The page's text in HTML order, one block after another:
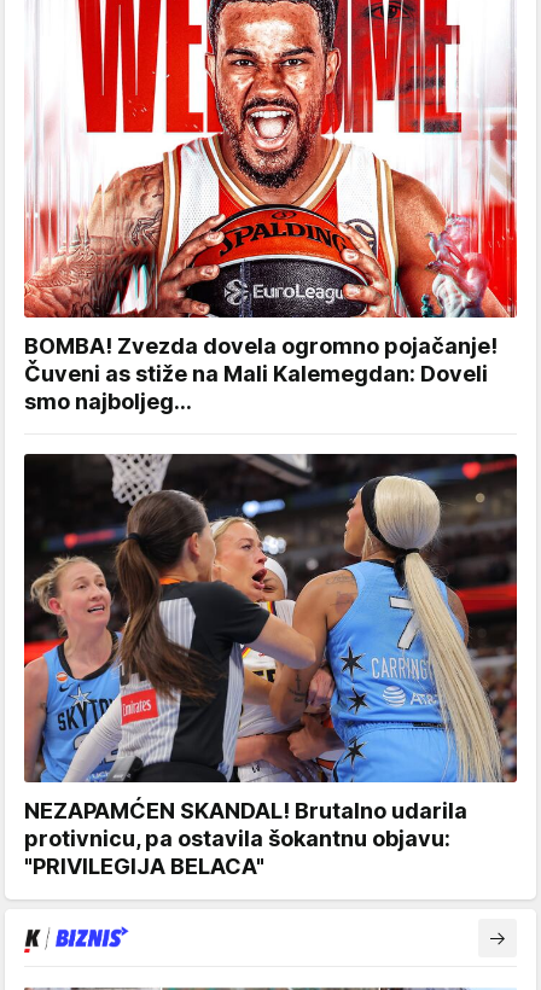
BOMBA! Zvezda dovela ogromno pojačanje!
Čuveni as stiže na Mali Kalemegdan: Doveli
smo najboljeg...
NEZAPAMĆEN SKANDAL! Brutalno udarila
protivnicu, pa ostavila šokantnu objavu:
"PRIVILEGIJA BELACA"